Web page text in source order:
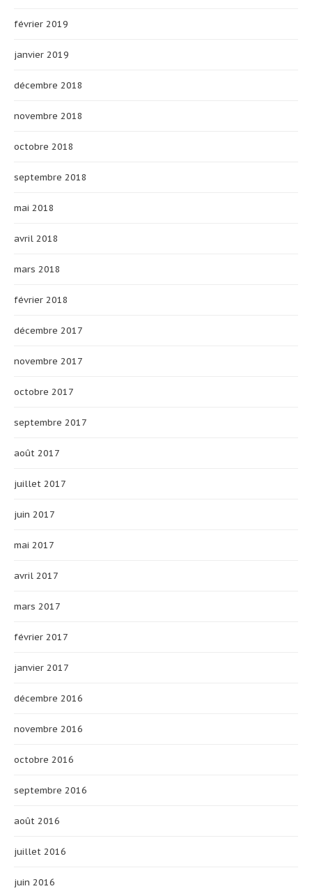
février 2019
janvier 2019
décembre 2018
novembre 2018
octobre 2018
septembre 2018
mai 2018
avril 2018
mars 2018
février 2018
décembre 2017
novembre 2017
octobre 2017
septembre 2017
août 2017
juillet 2017
juin 2017
mai 2017
avril 2017
mars 2017
février 2017
janvier 2017
décembre 2016
novembre 2016
octobre 2016
septembre 2016
août 2016
juillet 2016
juin 2016